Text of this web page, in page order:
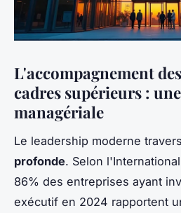
L'accompagnement
cadres supérieurs :
managériale
Le leadership moderne
profonde. Selon
86% des entreprises ayant
exécutif en 2024 rapportent